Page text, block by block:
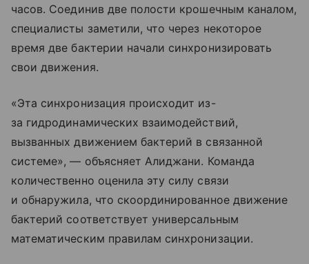
часов. Соединив две полости крошечным каналом,
специалисты заметили, что через некоторое
время две бактерии начали синхронизировать
свои движения.
«Эта синхронизация происходит из-
за гидродинамических взаимодействий,
вызванных движением бактерий в связанной
системе», — объясняет Алиджани. Команда
количественно оценила эту силу связи
и обнаружила, что скоординированное движение
бактерий соответствует универсальным
математическим правилам синхронизации.